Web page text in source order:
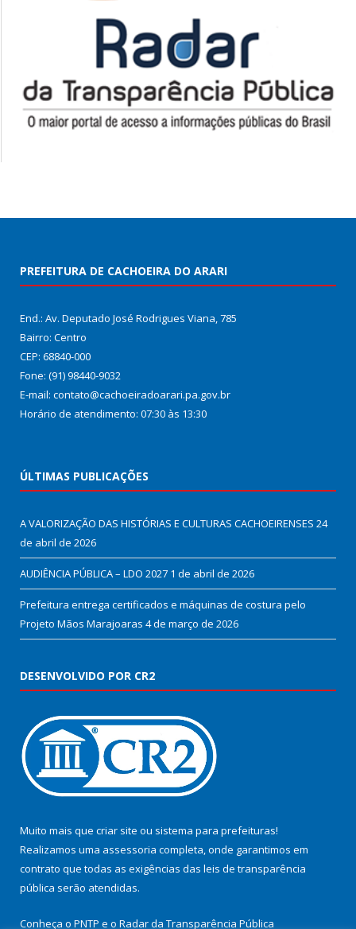
PREFEITURA DE CACHOEIRA DO ARARI
End.: Av. Deputado José Rodrigues Viana, 785
Bairro: Centro
CEP: 68840-000
Fone: (91) 98440-9032
E-mail: contato@cachoeiradoarari.pa.gov.br
Horário de atendimento: 07:30 às 13:30
ÚLTIMAS PUBLICAÇÕES
A VALORIZAÇÃO DAS HISTÓRIAS E CULTURAS CACHOEIRENSES 24
de abril de 2026
AUDIÊNCIA PÚBLICA – LDO 2027 1 de abril de 2026
Prefeitura entrega certificados e máquinas de costura pelo
Projeto Mãos Marajoaras 4 de março de 2026
DESENVOLVIDO POR CR2
Muito mais que criar site ou sistema para prefeituras!
Realizamos uma assessoria completa, onde garantimos em
contrato que todas as exigências das leis de transparência
pública serão atendidas.
Conheça o PNTP e o Radar da Transparência Pública